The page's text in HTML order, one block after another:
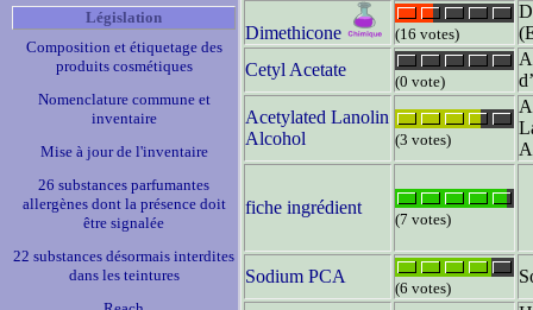
Législation
Composition et étiquetage des
produits cosmétiques
Nomenclature commune et
inventaire
Mise à jour de l'inventaire
26 substances parfumantes
allergènes dont la présence doit
être signalée
22 substances désormais interdites
dans les teintures
Dimethicone (16 votes)
Cetyl Acetate
(0 vote)
Acetylated Lanolin
Alcohol
(3 votes)
fiche ingrédient
(7 votes)
Sodium PCA
(6 votes)